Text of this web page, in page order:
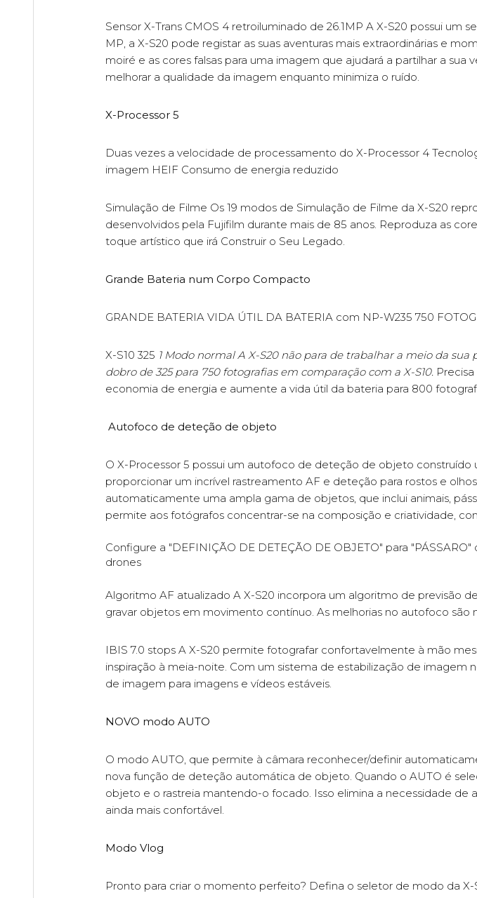
Sensor X-Trans CMOS 4 retroiluminado de 26.1MP A X-S20 possui um
MP, a X-S20 pode registar as suas aventuras mais extraordinárias e
moiré e as cores falsas para uma imagem que ajudará a partilhar a sua
melhorar a qualidade da imagem enquanto minimiza o ruído.
X-Processor 5
Duas vezes a velocidade de processamento do X-Processor 4
imagem HEIF Consumo de energia reduzido
Simulação de Filme Os 19 modos de Simulação de Filme da X-S20
desenvolvidos pela Fujifilm durante mais de 85 anos. Reproduza as
toque artístico que irá Construir o Seu Legado.
Grande Bateria num Corpo Compacto
GRANDE BATERIA VIDA ÚTIL DA BATERIA com NP-W235 750
X-S10 325 1 Modo normal A X-S20 não para de trabalhar a meio da
dobro de 325 para 750 fotografias em comparação com a X-S10.Precisa
economia de energia e aumente a vida útil da bateria para 800
Autofoco de deteção de objeto
O X-Processor 5 possui um autofoco de deteção de objeto
proporcionar um incrível rastreamento AF e deteção para rostos e
automaticamente uma ampla gama de objetos, que inclui animais,
permite aos fotógrafos concentrar-se na composição e criatividade,
Configure a "DEFINIÇÃO DE DETEÇÃO DE OBJETO" para
drones
Algoritmo AF atualizado A X-S20 incorpora um algoritmo de previsão
gravar objetos em movimento contínuo. As melhorias no autofoco
IBIS 7.0 stops A X-S20 permite fotografar confortavelmente à mão
inspiração à meia-noite. Com um sistema de estabilização de
de imagem para imagens e vídeos estáveis.
NOVO modo AUTO
O modo AUTO, que permite à câmara reconhecer/definir
nova função de deteção automática de objeto. Quando o AUTO é
objeto e o rastreia mantendo-o focado. Isso elimina a necessidade
ainda mais confortável.
Modo Vlog
Pronto para criar o momento perfeito? Defina o seletor de modo da